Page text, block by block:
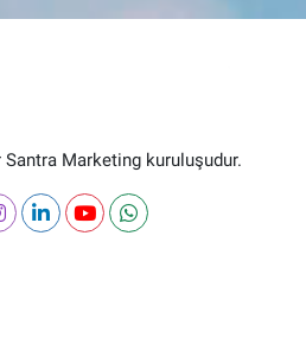
Marketing kuruluşudur.